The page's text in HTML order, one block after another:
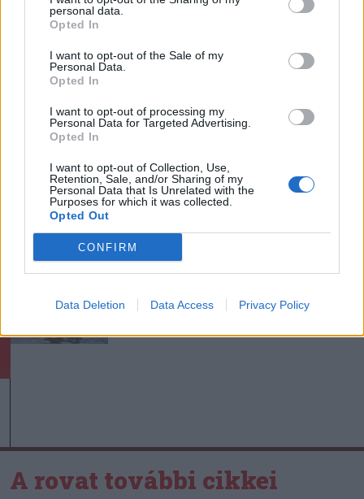
personal data.
Opted In
I want to opt-out of the Sale of my
Personal Data.
Opted In
I want to opt-out of processing my
Personal Data for Targeted Advertising.
Opted In
I want to opt-out of Collection, Use,
Retention, Sale, and/or Sharing of my
Personal Data that Is Unrelated with the
Purposes for which it was collected.
Opted Out
CONFIRM
Data Deletion Data Access Privacy Policy
Győr és a Loki is
A Majka-ügy csak a jéghegy
magyar–magyar acsarkodást
Székely Sport
Egy újonc jelentkezett, több
átsorolás a Csík körzeti
focibajnokság új idényében
Nőileg
Sándor Ella: Na, indíts, s
A rovat további cikkei